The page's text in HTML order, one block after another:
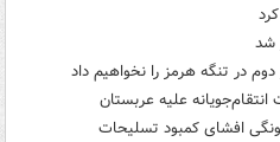
شد
در تنگه هرمز را نخواهیم داد
علیه عربستان
افشای کمبود تسلیحات